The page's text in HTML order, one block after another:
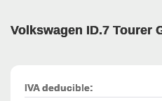
Volkswagen ID.7 Tourer
IVA deducible: